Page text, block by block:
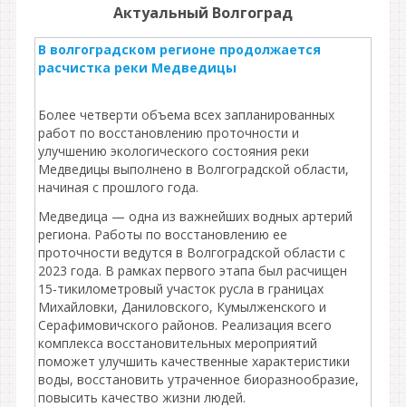
Актуальный Волгоград
В волгоградском регионе продолжается
расчистка реки Медведицы
Более четверти объема всех запланированных
работ по восстановлению проточности и
улучшению экологического состояния реки
Медведицы выполнено в Волгоградской области,
начиная с прошлого года.
Медведица — одна из важнейших водных артерий
региона. Работы по восстановлению ее
проточности ведутся в Волгоградской области с
2023 года. В рамках первого этапа был расчищен
15-тикилометровый участок русла в границах
Михайловки, Даниловского, Кумылженского и
Серафимовичского районов. Реализация всего
комплекса восстановительных мероприятий
поможет улучшить качественные характеристики
воды, восстановить утраченное биоразнообразие,
повысить качество жизни людей.